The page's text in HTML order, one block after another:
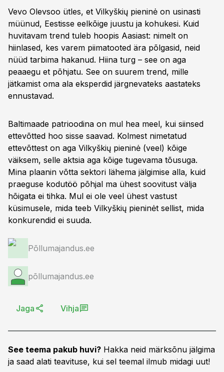
Vevo Olevsoo ütles, et Vilkyškių pieninė on usinasti
müünud, Eestisse eelkõige juustu ja kohukesi. Kuid
huvitavam trend tuleb hoopis Aasiast: nimelt on
hiinlased, kes varem piimatooted ära põlgasid, neid
nüüd tarbima hakanud. Hiina turg – see on aga
peaaegu et põhjatu. See on suurem trend, mille
jätkamist oma ala eksperdid järgnevateks aastateks
ennustavad.
Baltimaade patrioodina on mul hea meel, kui siinsed
ettevõtted hoo sisse saavad. Kolmest nimetatud
ettevõttest on aga Vilkyškių pieninė (veel) kõige
väiksem, selle aktsia aga kõige tugevama tõusuga.
Mina plaanin võtta sektori lähema jälgimise alla, kuid
praeguse kodutöö põhjal ma ühest soovitust välja
hõigata ei tihka. Mul ei ole veel ühest vastust
küsimusele, mida teeb Vilkyškių pieninėt sellist, mida
konkurendid ei suuda.
Põllumajandus.ee
põllumajandus.ee
Jaga Vihja
See teema pakub huvi? Hakka neid märksõnu jälgima
ja saad alati teavituse, kui sel teemal ilmub midagi uut!